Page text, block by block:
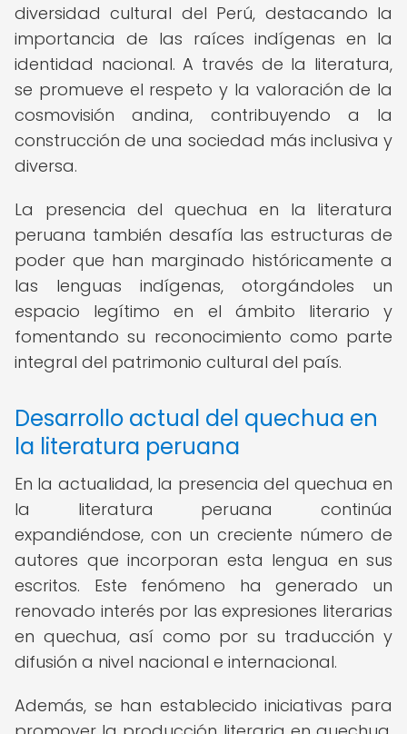
diversidad cultural del Perú, destacando la
importancia de las raíces indígenas en la
identidad nacional. A través de la literatura,
se promueve el respeto y la valoración de la
cosmovisión andina, contribuyendo a la
construcción de una sociedad más inclusiva y
diversa.
La presencia del quechua en la literatura
peruana también desafía las estructuras de
poder que han marginado históricamente a
las lenguas indígenas, otorgándoles un
espacio legítimo en el ámbito literario y
fomentando su reconocimiento como parte
integral del patrimonio cultural del país.
Desarrollo actual del quechua en
la literatura peruana
En la actualidad, la presencia del quechua en
la literatura peruana continúa
expandiéndose, con un creciente número de
autores que incorporan esta lengua en sus
escritos. Este fenómeno ha generado un
renovado interés por las expresiones literarias
en quechua, así como por su traducción y
difusión a nivel nacional e internacional.
Además, se han establecido iniciativas para